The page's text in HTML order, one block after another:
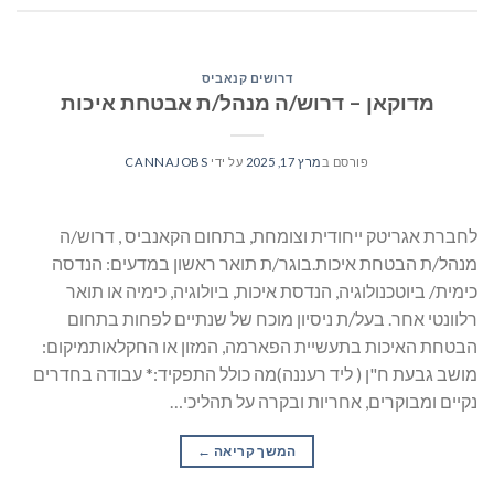
דרושים קנאביס
מדוקאן – דרוש/ה מנהל/ת אבטחת איכות
פורסם במרץ 17, 2025 על ידי CANNAJOBS
לחברת אגריטק ייחודית וצומחת, בתחום הקאנביס , דרוש/ה
מנהל/ת הבטחת איכות.בוגר/ת תואר ראשון במדעים: הנדסה
כימית/ ביוטכנולוגיה, הנדסת איכות, ביולוגיה, כימיה או תואר
רלוונטי אחר. בעל/ת ניסיון מוכח של שנתיים לפחות בתחום
הבטחת האיכות בתעשיית הפארמה, המזון או החקלאותמיקום:
מושב גבעת ח"ן ( ליד רעננה)מה כולל התפקיד:* עבודה בחדרים
נקיים ומבוקרים, אחריות ובקרה על תהליכי…
המשך קריאה →